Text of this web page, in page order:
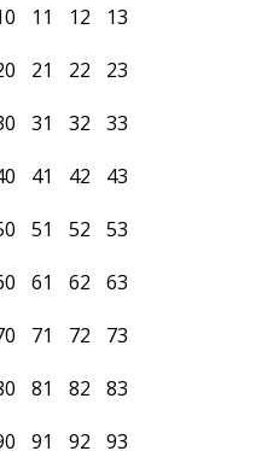
11 12
13
21 22
23
31 32
33
41 42
43
51 52
53
61 62
63
71 72
73
81 82
83
91 92 93